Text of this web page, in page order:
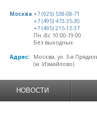
Москва +7 (925) 538-08-71
+7 (495) 473-35-30
+7 (495) 215-13-37
Пн.-Вс.10:00-19:00
Без выходных
Адрес:
Москва, ул. 3-я
(м. Измайлово)
НОВОСТИ